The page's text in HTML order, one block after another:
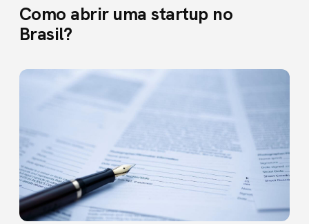
Como abrir uma startup no
Brasil?